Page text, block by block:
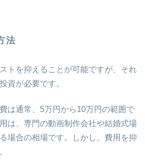
法
トを抑えることが可能ですが、それ
資が必要です。
は通常、5万円から10万円の範囲で
は、専門の動画制作会社や結婚式場
場合の相場です。しかし、費用を抑